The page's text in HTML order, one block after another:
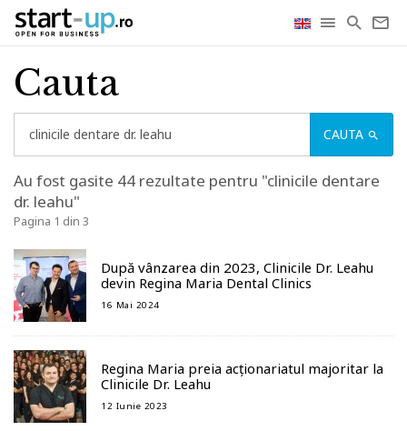
Cauta
CAUTA
Au fost gasite 44 rezultate pentru "clinicile dentare
dr. leahu"
Pagina 1 din 3
După vânzarea din 2023, Clinicile Dr. Leahu
devin Regina Maria Dental Clinics
16 Mai 2024
Regina Maria preia acționariatul majoritar la
Clinicile Dr. Leahu
12 Iunie 2023